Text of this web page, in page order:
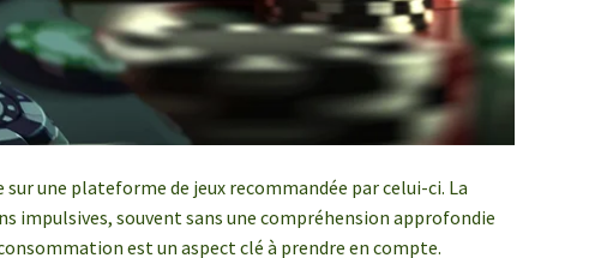
une plateforme de jeux recommandée par celui-ci. La
impulsives, souvent sans une compréhension approfondie
est un aspect clé à prendre en compte.